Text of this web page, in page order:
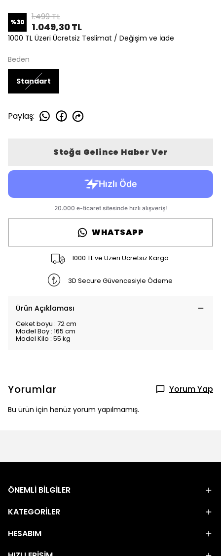
%30 1.499 TL
1.049,30 TL
1000 TL Üzeri Ücretsiz Teslimat / Değişim ve İade
Beden
Standart
Paylaş:
Stoğa Gelince Haber Ver
WHATSAPP
1000 TL ve Üzeri Ücretsiz Kargo
3D Secure Güvencesiyle Ödeme
Ürün Açıklaması
Ceket boyu : 72 cm
Model Boy : 165 cm
Model Kilo : 55 kg
Yorumlar Yorum Yap
Bu ürün için henüz yorum yapılmamış.
ÖNEMLİ BİLGİLER
KATEGORİLER
HESABIM